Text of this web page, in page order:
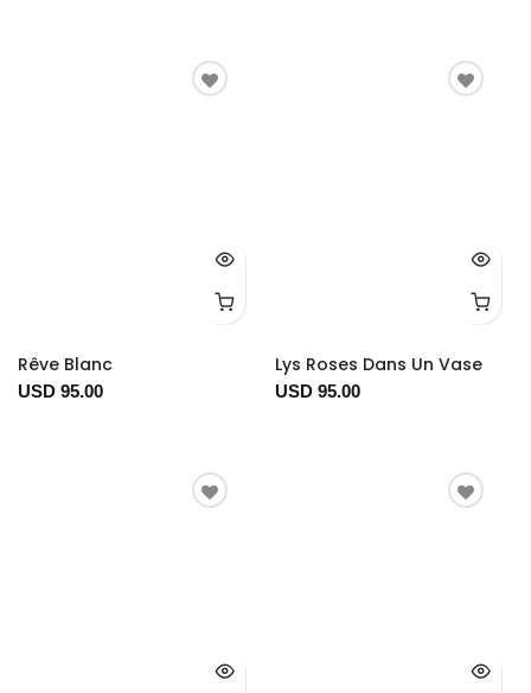
Rêve Blanc
USD 95.00
Lys Roses Dans Un Vase
USD 95.00